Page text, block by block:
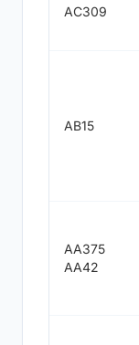
AC309
AB15
AA375
AA42